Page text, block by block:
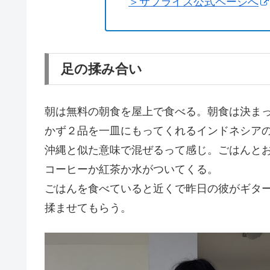
足の揉み合い
朝は無料の朝食を屋上で食べる。朝食は決ま
かず２品を一皿にもってくれるインドネシア
沖縄と似た意味で混ぜるって感じ。ごはんと
コーヒーか紅茶か水がついてくる。
ごはんを食べていると近くで昨日の彼がギタ
揉ませてもらう。